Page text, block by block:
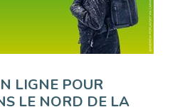
LIGNE POUR
LE NORD DE LA